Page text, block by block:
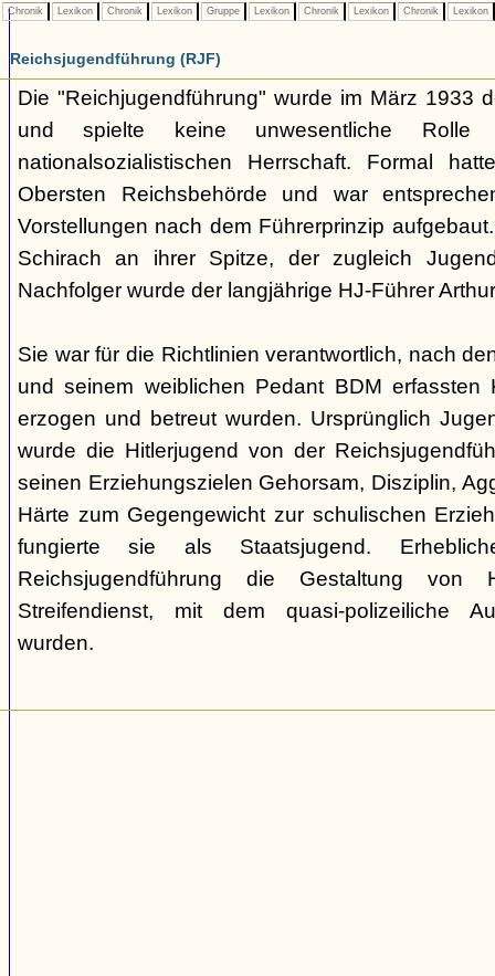
Chronik Lexikon Chronik Lexikon Gruppe Lexikon Chronik Lexikon Chronik Lexikon
Reichsjugendführung (RJF)
Die "Reichjugendführung" wurde im März 1933
und spielte keine unwesentliche Rolle
nationalsozialistischen Herrschaft. Formal
Obersten Reichsbehörde und war
Vorstellungen nach dem Führerprinzip
Schirach an ihrer Spitze, der zugleich
Nachfolger wurde der langjährige HJ-Führer
Sie war für die Richtlinien verantwortlich, nach
und seinem weiblichen Pedant BDM erfassten
erzogen und betreut wurden. Ursprünglich
wurde die Hitlerjugend von der
seinen Erziehungszielen Gehorsam, Disziplin,
Härte zum Gegengewicht zur schulischen
fungierte sie als Staatsjugend.
Reichsjugendführung die Gestaltung von
Streifendienst, mit dem quasi-polizeiliche
wurden.